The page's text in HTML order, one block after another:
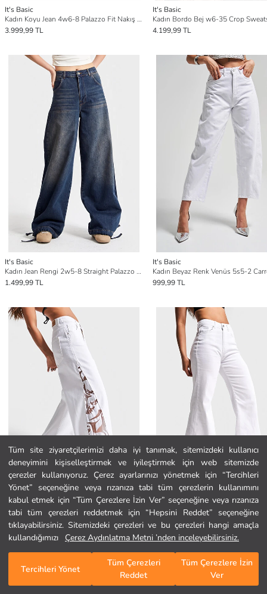
Tüm site ziyaretçilerimizi daha iyi tanımak, sitemizdeki kullanıcı
deneyimini kişiselleştirmek ve iyileştirmek için web sitemizde
çerezler kullanıyoruz. Çerez ayarlarınızı yönetmek için “Tercihleri
Yönet” seçeneğine veya rızanıza tabi tüm çerezlerin kullanımını
kabul etmek için “Tüm Çerezlere İzin Ver” seçeneğine veya rızanıza
tabi tüm çerezleri reddetmek için “Hepsini Reddet” seçeneğine
tıklayabilirsiniz. Sitemizdeki çerezleri ve bu çerezleri hangi amaçla
kullandığımızı
Çerez Aydınlatma Metni ’nden inceleyebilirsiniz.
Tercihleri Yönet
Tüm Çerezleri
Reddet
Tüm Çerezlere İzin
Ver
Ana Sayfa
Kategoriler
Sepetim
It's Basic
Kadın Koyu Jean 4w6-8 Palazzo Fit Nakış ve 3D Gül Detaylı Özel Tasarım Denim Jean
3.999,99 TL
It's Basic
4.199,99 TL
It's Basic
Kadın Jean Rengi 2w5-8 Straight Palazzo Fit Paçası Bağcıklı Süper Bol Kesim %100 Pamuk Denim Jean
1.499,99 TL
It's Basic
999,99 TL
It's Basic
Kadın Beyaz renk 5s5-2 Wide Leg Fit Tül Dantel Detaylı %100 Pamuk Tasarım Denim Jean
1.649,99 TL
It's Basic
1.299,99 TL /